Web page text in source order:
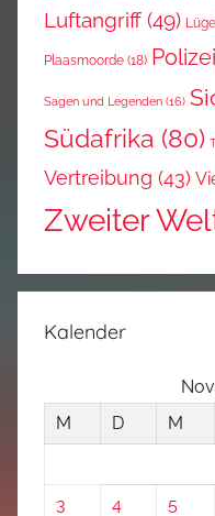
Luftangriff (49) Lüge
Plaasmoorde (18) Polizei
Sagen und Legenden (16)
Südafrika (80)
Vertreibung (43)
Zweiter
Kalender
M
D M
3
4 5